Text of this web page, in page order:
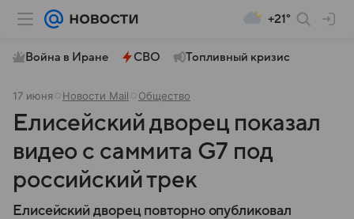
+21°
Война в Иране СВО Топливный кризис
17 июня Новости Mail Общество
Елисейский дворец показал
видео с саммита G7 под
российский трек
Елисейский дворец повторно опубликовал